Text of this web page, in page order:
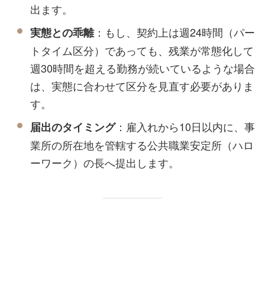
出ます。
実態との乖離：もし、契約上は週24時間（パー
トタイム区分）であっても、残業が常態化して
週30時間を超える勤務が続いているような場合
は、実態に合わせて区分を見直す必要がありま
す。
届出のタイミング：雇入れから10日以内に、事
業所の所在地を管轄する公共職業安定所（ハロ
ーワーク）の長へ提出します。